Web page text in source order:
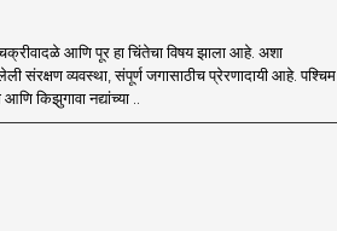
आणि पूर हा चिंतेचा विषय झाला आहे. अशा
संरक्षण व्यवस्था, संपूर्ण जगासाठीच प्रेरणादायी आहे. पश्चिम
किझुगावा नद्यांच्या ..